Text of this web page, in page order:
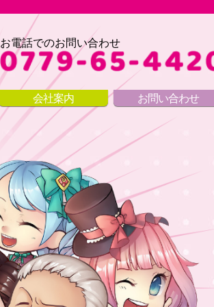
お電話でのお問い合わせ
会社案内 お問い合わせ